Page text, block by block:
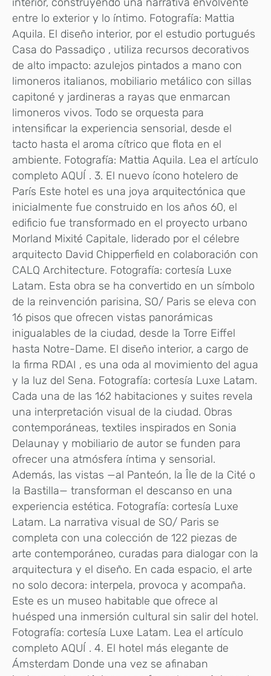
entre lo exterior y lo íntimo. Fotografía: Mattia
Aquila. El diseño interior, por el estudio portugués
Casa do Passadiço , utiliza recursos decorativos
de alto impacto: azulejos pintados a mano con
limoneros italianos, mobiliario metálico con sillas
capitoné y jardineras a rayas que enmarcan
limoneros vivos. Todo se orquesta para
intensificar la experiencia sensorial, desde el
tacto hasta el aroma cítrico que flota en el
ambiente. Fotografía: Mattia Aquila. Lea el artículo
completo AQUÍ . 3. El nuevo ícono hotelero de
París Este hotel es una joya arquitectónica que
inicialmente fue construido en los años 60, el
edificio fue transformado en el proyecto urbano
Morland Mixité Capitale, liderado por el célebre
arquitecto David Chipperfield en colaboración con
CALQ Architecture. Fotografía: cortesía Luxe
Latam. Esta obra se ha convertido en un símbolo
de la reinvención parisina, SO/ Paris se eleva con
16 pisos que ofrecen vistas panorámicas
inigualables de la ciudad, desde la Torre Eiffel
hasta Notre-Dame. El diseño interior, a cargo de
la firma RDAI , es una oda al movimiento del agua
y la luz del Sena. Fotografía: cortesía Luxe Latam.
Cada una de las 162 habitaciones y suites revela
una interpretación visual de la ciudad. Obras
contemporáneas, textiles inspirados en Sonia
Delaunay y mobiliario de autor se funden para
ofrecer una atmósfera íntima y sensorial.
Además, las vistas —al Panteón, la Île de la Cité o
la Bastilla— transforman el descanso en una
experiencia estética. Fotografía: cortesía Luxe
Latam. La narrativa visual de SO/ Paris se
completa con una colección de 122 piezas de
arte contemporáneo, curadas para dialogar con la
arquitectura y el diseño. En cada espacio, el arte
no solo decora: interpela, provoca y acompaña.
Este es un museo habitable que ofrece al
huésped una inmersión cultural sin salir del hotel.
Fotografía: cortesía Luxe Latam. Lea el artículo
completo AQUÍ . 4. El hotel más elegante de
Ámsterdam Donde una vez se afinaban